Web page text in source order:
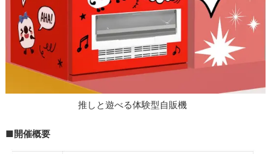
推しと遊べる体験型自販機
■開催概要